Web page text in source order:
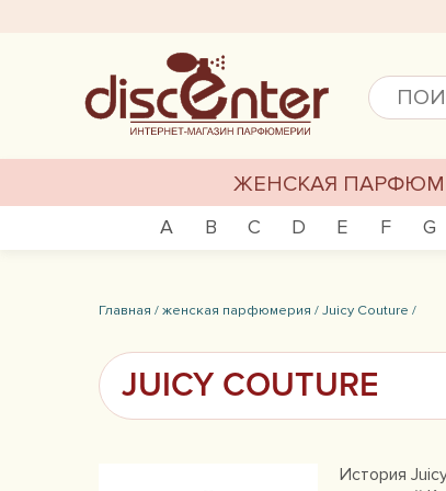
ЖЕНСКАЯ
A B C D E F G
Главная /женская парфюмерия /Juicy Couture /
JUICY COUTURE
История